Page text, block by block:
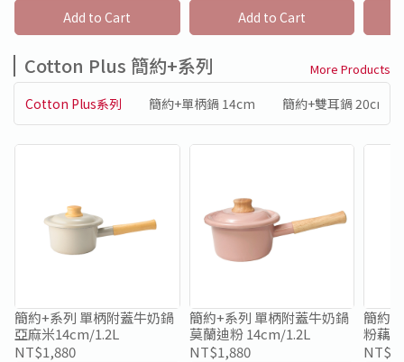
Add to Cart Add to Cart
Cotton Plus 簡約+系列 More Products
Cotton Plus系列 簡約+單柄鍋 14cm 簡約+雙耳鍋 20cm
簡約+系列 單柄附蓋牛奶鍋
亞麻米14cm/1.2L
NT$1,880
簡約+系列 單柄附蓋牛奶鍋
莫蘭迪粉 14cm/1.2L
NT$1,880
簡約+系列 單
粉藕